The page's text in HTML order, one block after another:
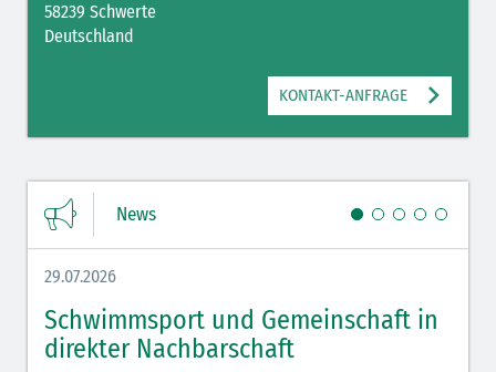
58239 Schwerte
Deutschland
KONTAKT-ANFRAGE
News
29.07.2026
Schwimmsport und Gemeinschaft in
direkter Nachbarschaft